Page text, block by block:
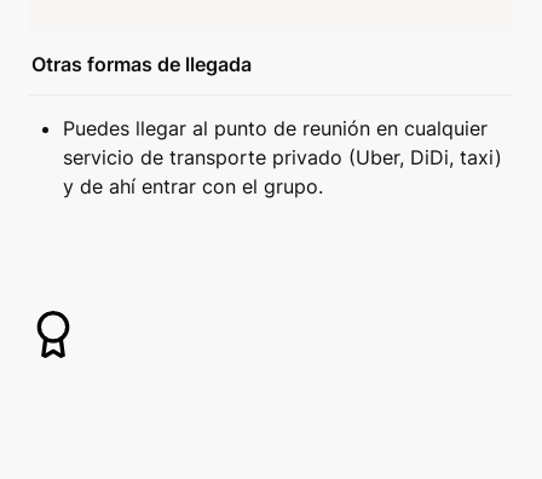
Otras formas de llegada
Puedes llegar al punto de reunión en cualquier
servicio de transporte privado (Uber, DiDi, taxi)
y de ahí entrar con el grupo.